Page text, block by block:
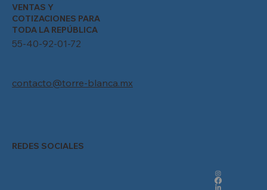
VENTAS Y
COTIZACIONES PARA
TODA LA REPÚBLICA
55-40-92-01-72
contacto@torre-blanca.mx
REDES SOCIALES